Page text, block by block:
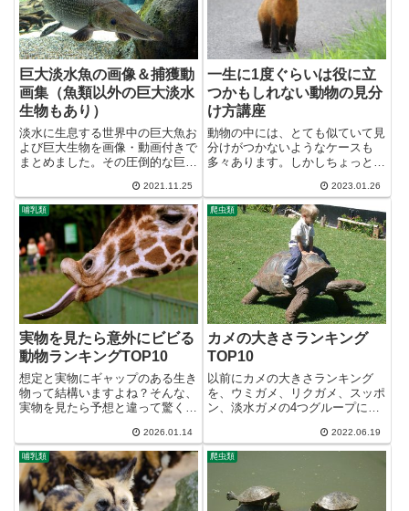
巨大淡水魚の画像＆捕獲動
画集（魚類以外の巨大淡水
生物もあり）
淡水に生息する世界中の巨大魚お
よび巨大生物を画像・動画付きで
まとめました。その圧倒的な巨大
なか大きさの分かる画像が揃わな
かったので、大きさが分かりやす
い画像の外部リンクを貼って補足
します。日本最大の淡水魚...
2021.11.25
一生に1度ぐらいは役に立
つかもしれない動物の見分
け方講座
動物の中には、とても似ていて見
分けがつかないようなケースも
多々あります。しかしちょっとし
分けが付くようになるケースが多
いようです。そんな動物の見分け
方について、以下で解説していき
ます。アフリカゾウとアジアゾウ
ア...
2023.01.26
哺乳類
実物を見たら意外にビビる
動物ランキングTOP10
想定と実物にギャップのある生き
物って結構いますよね？そんな、
実物を見たら予想と違って驚く動
驚く基準となるのは普通の日本人
です。10位：キリン【学名】
Giraffa camelopardalis【分類】ク
ジラウシ...
2026.01.14
爬虫類
カメの大きさランキング
TOP10
以前にカメの大きさランキング
を、ウミガメ、リクガメ、スッポ
ン、淡水ガメの4つグループに分
きさランキングも求められている
ようなので早速作ってみました。
※順位の基準は甲長サイズとなり
ますので、一般的に考える大きさ
と...
2022.06.19
哺乳類 爬虫類